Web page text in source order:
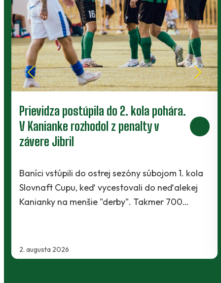
Prievidza postúpila do 2. kola pohára.
V Kanianke rozhodol z penalty v
závere Jibril
2. augusta 2026
Baníci vstúpili do ostrej sezóny súbojom 1. kola
Slovnaft Cupu, keď vycestovali do neďalekej
Kanianky na menšie "derby". Takmer 700…